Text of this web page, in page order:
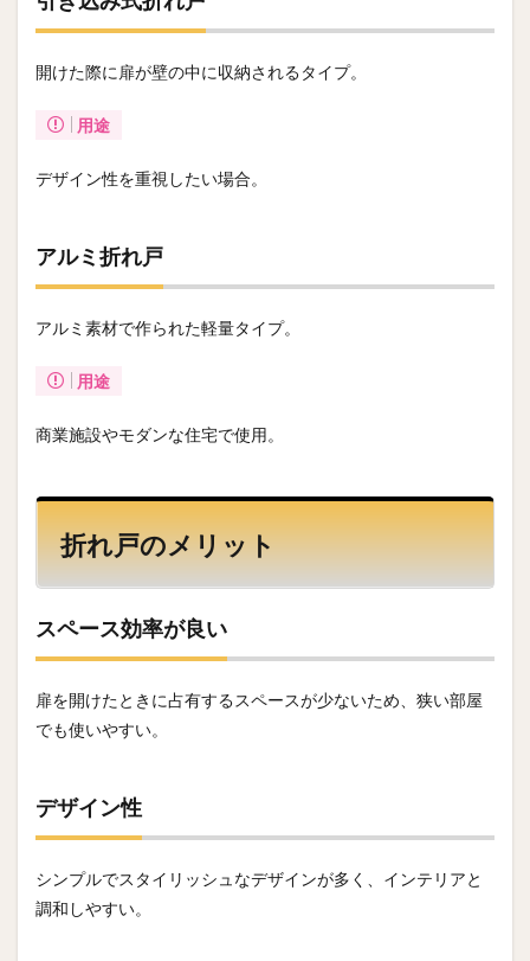
開けた際に扉が壁の中に収納されるタイプ。
用途
デザイン性を重視したい場合。
アルミ折れ戸
アルミ素材で作られた軽量タイプ。
用途
商業施設やモダンな住宅で使用。
折れ戸のメリット
スペース効率が良い
扉を開けたときに占有するスペースが少ないため、狭い部屋
でも使いやすい。
デザイン性
シンプルでスタイリッシュなデザインが多く、インテリアと
調和しやすい。